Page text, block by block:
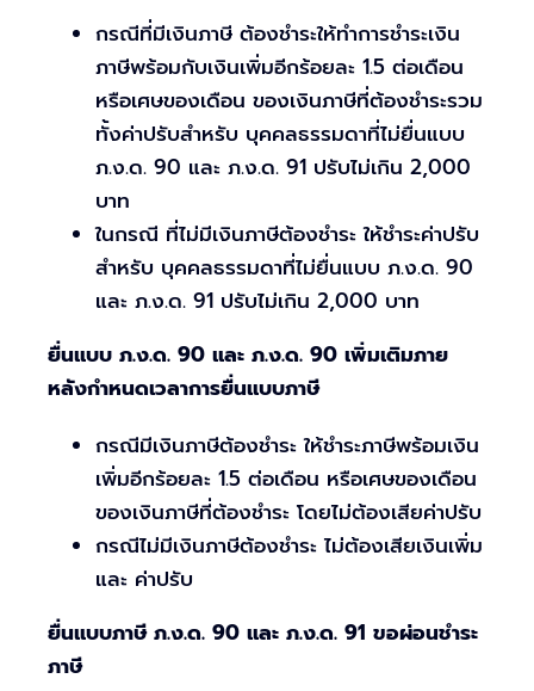
กรณีที่มีเงินภาษี ต้องชำระให้ทำการชำระเงิน
ภาษีพร้อมกับเงินเพิ่มอีกร้อยละ 1.5 ต่อเดือน
หรือเศษของเดือน ของเงินภาษีที่ต้องชำระรวม
ทั้งค่าปรับสำหรับ บุคคลธรรมดาที่ไม่ยื่นแบบ
ภ.ง.ด. 90 และ ภ.ง.ด. 91 ปรับไม่เกิน 2,000
บาท
ในกรณี ที่ไม่มีเงินภาษีต้องชำระ ให้ชำระค่าปรับ
สำหรับ บุคคลธรรมดาที่ไม่ยื่นแบบ ภ.ง.ด. 90
และ ภ.ง.ด. 91 ปรับไม่เกิน 2,000 บาท
ยื่นแบบ ภ.ง.ด. 90 และ ภ.ง.ด. 90 เพิ่มเติมภาย
หลังกำหนดเวลาการยื่นแบบภาษี
กรณีมีเงินภาษีต้องชำระ ให้ชำระภาษีพร้อมเงิน
เพิ่มอีกร้อยละ 1.5 ต่อเดือน หรือเศษของเดือน
ของเงินภาษีที่ต้องชำระ โดยไม่ต้องเสียค่าปรับ
กรณีไม่มีเงินภาษีต้องชำระ ไม่ต้องเสียเงินเพิ่ม
และ ค่าปรับ
ยื่นแบบภาษี ภ.ง.ด. 90 และ ภ.ง.ด. 91 ขอผ่อนชำระ
ภาษี